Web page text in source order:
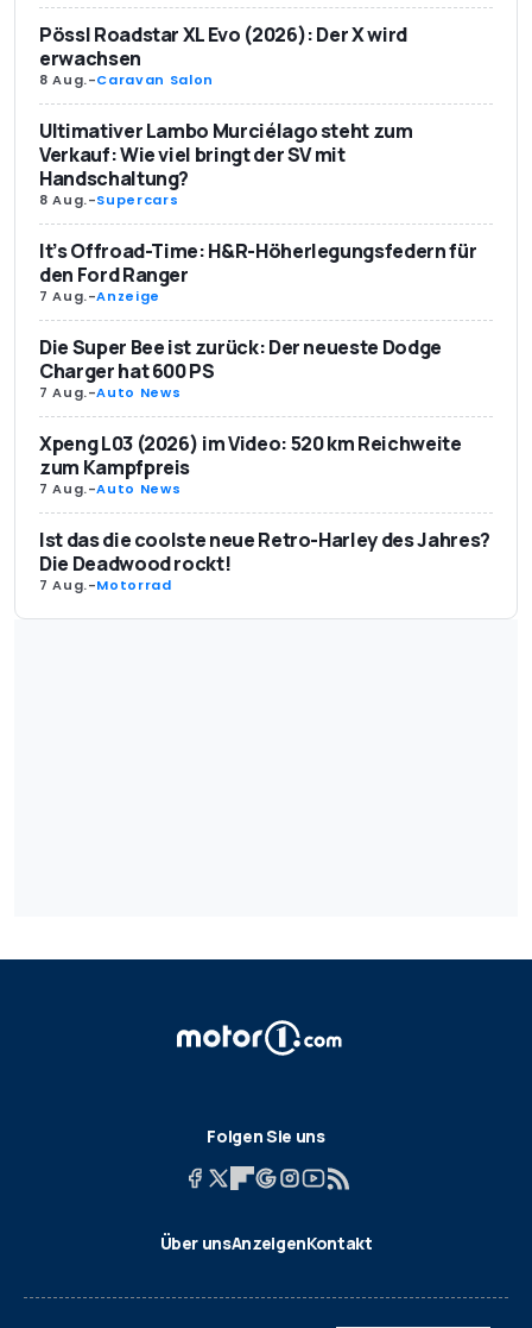
Pössl Roadstar XL Evo (2026): Der X wird
erwachsen
8 Aug.-Caravan Salon
Ultimativer Lambo Murciélago steht zum
Verkauf: Wie viel bringt der SV mit
Handschaltung?
8 Aug.-Supercars
It’s Offroad-Time: H&R-Höherlegungsfedern für
den Ford Ranger
7 Aug.-Anzeige
Die Super Bee ist zurück: Der neueste Dodge
Charger hat 600 PS
7 Aug.-Auto News
Xpeng L03 (2026) im Video: 520 km Reichweite
zum Kampfpreis
7 Aug.-Auto News
Ist das die coolste neue Retro-Harley des Jahres?
Die Deadwood rockt!
7 Aug.-Motorrad
Folgen Sie uns
Über unsAnzeigenKontakt